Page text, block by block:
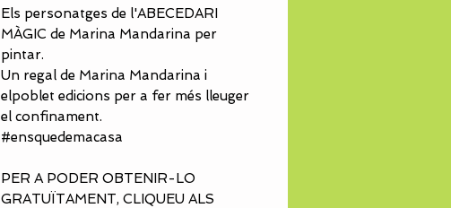
Els personatges de l'ABECEDARI
MÀGIC de Marina Mandarina per
pintar.
Un regal de Marina Mandarina i
elpoblet edicions per a fer més lleuger
el confinament.
#ensquedemacasa
PER A PODER OBTENIR-LO
GRATUÏTAMENT, CLIQUEU ALS